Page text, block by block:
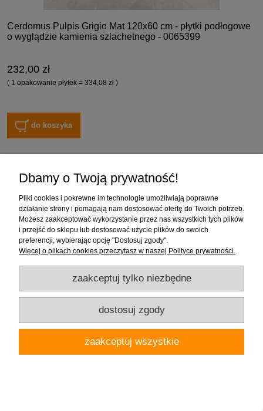
Cerdomus Pulpis Grigio Mat 120x60 cm - płytki podłogowe
o wyglądzie kamienia szlachetnego - 0065399
232,00 zł
( 1 opakowanie płytek = 334,08 zł )
do koszyka
Cerdomus Sybil Black Mat 120x60 cm - czarne płytki
Dbamy o Twoją prywatność!
Pliki cookies i pokrewne im technologie umożliwiają poprawne
działanie strony i pomagają nam dostosować ofertę do Twoich potrzeb.
Możesz zaakceptować wykorzystanie przez nas wszystkich tych plików
i przejść do sklepu lub dostosować użycie plików do swoich
preferencji, wybierając opcję "Dostosuj zgody".
Więcej o plikach cookies przeczytasz w naszej Polityce prywatności.
zaakceptuj tylko niezbędne
dostosuj zgody
zaakceptuj wszystkie